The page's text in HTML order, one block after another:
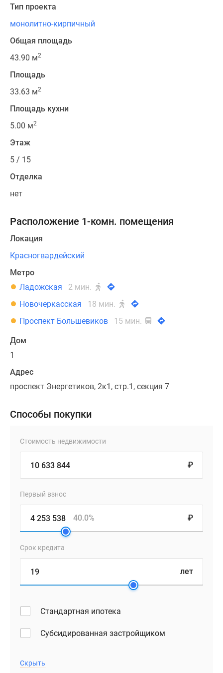
Тип проекта
монолитно-кирпичный
Общая площадь
43.90 м2
Площадь
33.63 м2
Площадь кухни
5.00 м2
Этаж
5 / 15
Отделка
нет
Расположение 1-комн. помещения
Локация
Красногвардейский
Метро
Ладожская
2 мин.
Новочеркасская
18 мин.
Проспект Большевиков
15 мин.
Дом
1
Адрес
проспект Энергетиков, 2к1, стр.1, секция 7
Способы покупки
Стоимость недвижимости
₽
Первый взнос
₽
40.0%
Срок кредита
лет
Стандартная ипотека
Субсидированная застройщиком
Скрыть